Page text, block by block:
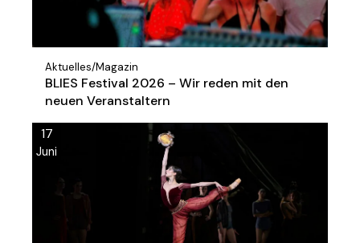
Aktuelles/Magazin
BLIES Festival 2026 – Wir reden mit den
neuen Veranstaltern
17
Juni